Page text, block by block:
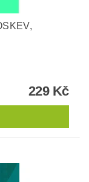
229 Kč